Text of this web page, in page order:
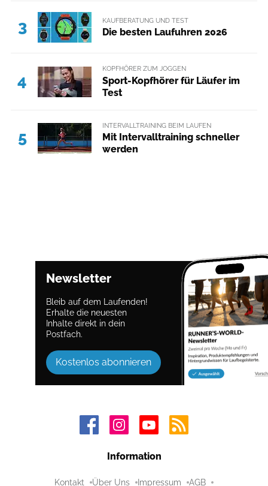
3 KAUFBERATUNG UND TEST
Die besten Laufuhren 2026
4
KOPFHÖRER ZUM JOGGEN
Sport-Kopfhörer für Läufer im
Test
5
INTERVALLTRAINING BEIM LAUFEN
Mit Intervalltraining schneller
werden
Newsletter
Bleib auf dem Laufenden!
Erhalte die neuesten
Inhalte direkt in dein
Postfach.
Kostenlos abonnieren
Information
Kontakt Über Uns Impressum AGB